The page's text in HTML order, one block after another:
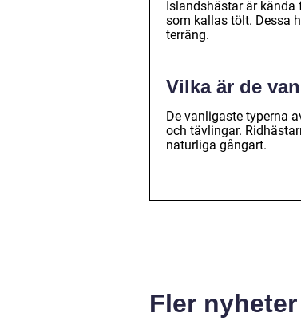
Islandshästar är
som kallas tölt. Dessa
terräng.
Vilka är de
De vanligaste typerna
och tävlingar.
naturliga gångart.
Fler nyheter